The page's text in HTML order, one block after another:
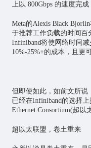
上以 800Gbps 的速度完成
Meta的Alexis Black
于推荐工作负载的时间百
Infiniband将使网络时间
10%-25%+的成本，且更
但即使如此，如前文所说
已经在Infiniband的选择
Ethernet Consortium(超以
超以太联盟，卷土重来